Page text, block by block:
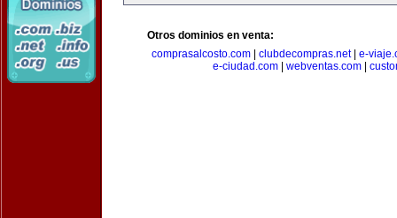
Otros dominios en venta:
comprasalcosto.com
clubdecompras.net| e-
e-ciudad.com| webventas.com|